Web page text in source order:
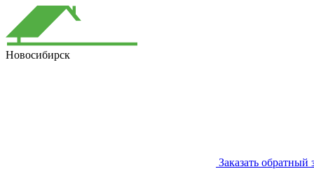
Новосибирск
Заказать обратный